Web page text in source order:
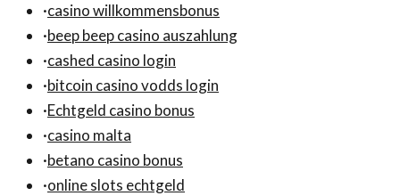
·casino willkommensbonus
·beep beep casino auszahlung
·cashed casino login
·bitcoin casino vodds login
·Echtgeld casino bonus
·casino malta
·betano casino bonus
·online slots echtgeld